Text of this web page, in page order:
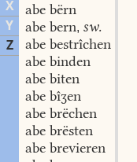
X
Y
Z
abe bërn
abe bern, sw.
abe bestrîchen
abe binden
abe biten
abe bîʒen
abe brëchen
abe brësten
abe brevieren